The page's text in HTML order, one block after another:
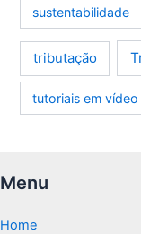
sustentabilidade
tributação
tutoriais em vídeo
Menu
Home